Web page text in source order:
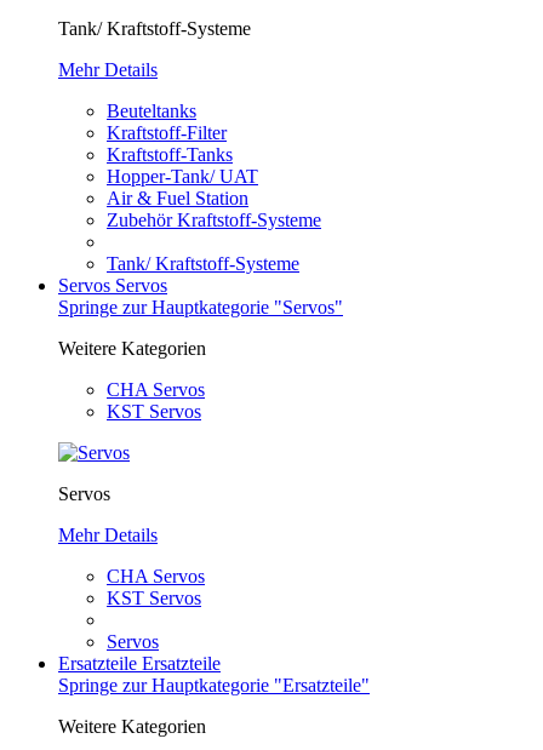
Tank/ Kraftstoff-Systeme
Mehr Details
Beuteltanks
Kraftstoff-Filter
Kraftstoff-Tanks
Hopper-Tank/ UAT
Air & Fuel Station
Zubehör Kraftstoff-Systeme
Tank/ Kraftstoff-Systeme
Servos Servos
Springe zur Hauptkategorie "Servos"
Weitere Kategorien
CHA Servos
KST Servos
Servos
Mehr Details
CHA Servos
KST Servos
Servos
Ersatzteile Ersatzteile
Springe zur Hauptkategorie "Ersatzteile"
Weitere Kategorien